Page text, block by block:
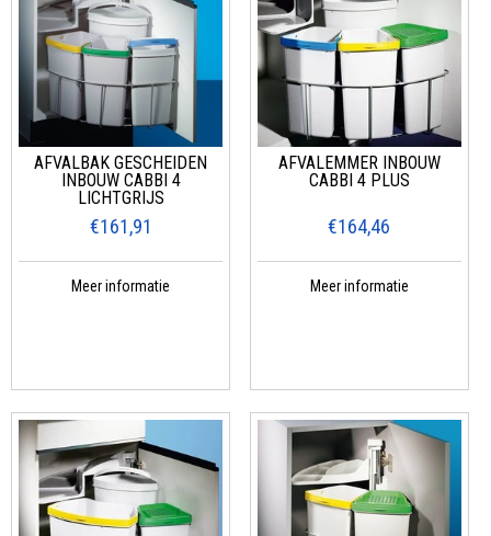
AFVALBAK GESCHEIDEN
INBOUW CABBI 4
LICHTGRIJS
€161,91
Meer informatie
AFVALEMMER INBOUW
CABBI 4 PLUS
€164,46
Meer informatie